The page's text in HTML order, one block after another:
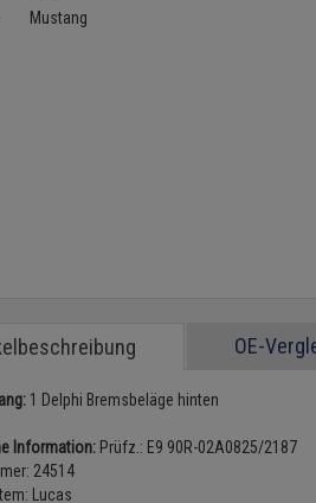
OE-
1 Delphi Bremsbeläge hinten
Information: Prüfz.: E9 90R-02A0825/2187
24514
Lucas